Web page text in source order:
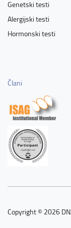
Genetski testi
Alergijski testi
Hormonski testi
Člani
Copyright © 2026